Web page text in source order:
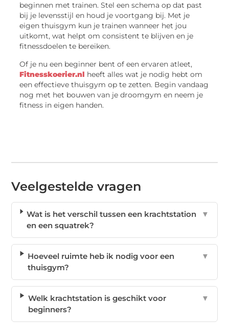
beginnen met trainen. Stel een schema op dat past
bij je levensstijl en houd je voortgang bij. Met je
eigen thuisgym kun je trainen wanneer het jou
uitkomt, wat helpt om consistent te blijven en je
fitnessdoelen te bereiken.
Of je nu een beginner bent of een ervaren atleet,
Fitnesskoerier.nl heeft alles wat je nodig hebt om
een effectieve thuisgym op te zetten. Begin vandaag
nog met het bouwen van je droomgym en neem je
fitness in eigen handen.
Veelgestelde vragen
Wat is het verschil tussen een krachtstation
en een squatrek?
▼
Hoeveel ruimte heb ik nodig voor een
thuisgym?
▼
Welk krachtstation is geschikt voor
beginners?
▼